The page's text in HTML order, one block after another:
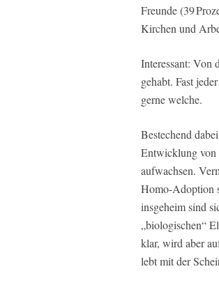
Freunde (39
Kirchen und
Interessant: Von
gehabt. Fast
gerne welche.
Bestechend
Entwicklung von
aufwachsen.
Homo-Adoption
insgeheim sind
„biologischen“
klar, wird aber
lebt mit der